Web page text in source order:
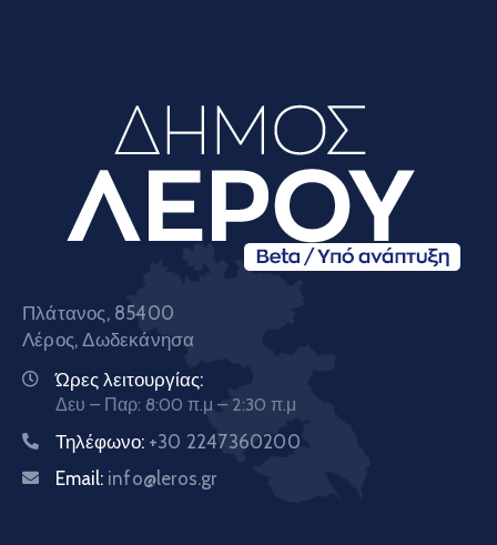
Πλάτανος, 85400
Λέρος, Δωδεκάνησα
Ώρες λειτουργίας:
Δευ – Παρ: 8:00 π.μ – 2:30 π.μ
Τηλέφωνο: +30 2247360200
Email: info@leros.gr